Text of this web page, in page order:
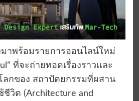
มาพร้อมรายการออนไลน์ใหม่
ที่จะถ่ายทอดเรื่องราวเเละ
ลกของ สถาปัตยกรรมที่ผสาน
วิต (Architecture and